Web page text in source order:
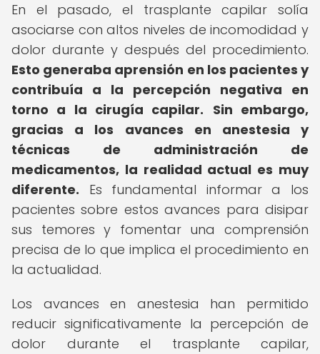
En el pasado, el trasplante capilar solía
asociarse con altos niveles de incomodidad y
dolor durante y después del procedimiento.
Esto generaba aprensión en los pacientes y
contribuía a la percepción negativa en
torno a la cirugía capilar. Sin embargo,
gracias a los avances en anestesia y
técnicas de administración de
medicamentos, la realidad actual es muy
diferente. Es fundamental informar a los
pacientes sobre estos avances para disipar
sus temores y fomentar una comprensión
precisa de lo que implica el procedimiento en
la actualidad.
Los avances en anestesia han permitido
reducir significativamente la percepción de
dolor durante el trasplante capilar,